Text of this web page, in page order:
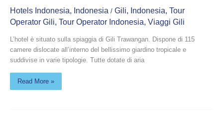
Hotels Indonesia, Indonesia / Gili, Indonesia, Tour
Operator Gili, Tour Operator Indonesia, Viaggi Gili
L’hotel è situato sulla spiaggia di Gili Trawangan. Dispone di 115
camere dislocate all’interno del bellissimo giardino tropicale e
suddivise in varie tipologie. Tutte dotate di aria
Read More »